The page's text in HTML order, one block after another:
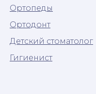
Ортопеды
Ортодонт
Детский стоматолог
Гигиенист